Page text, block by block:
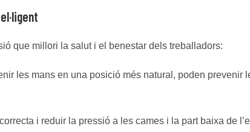
l·ligent
que millori la salut i el benestar dels treballadors:
les mans en una posició més natural, poden prevenir
i reduir la pressió a les cames i la part baixa de